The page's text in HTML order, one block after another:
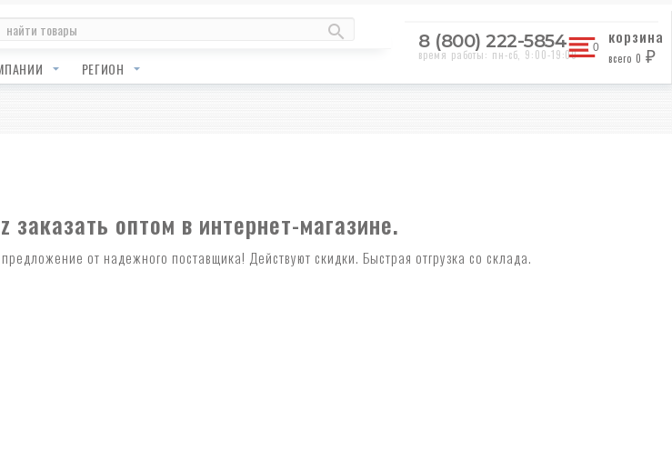
РЕГИОН
8 (800) 222-5854
время работы: пн-сб, 9:00-19:00
корзина
всего 0 ₽
оптом в интернет-магазине.
от надежного поставщика! Действуют скидки. Быстрая отгрузка со склада.